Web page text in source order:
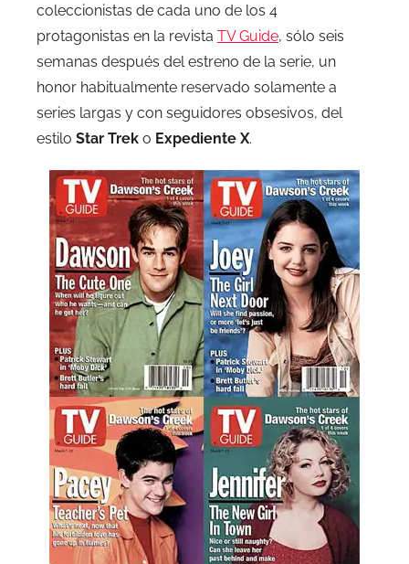
coleccionistas de cada uno de los 4
protagonistas en la revista TV Guide, sólo seis
semanas después del estreno de la serie, un
honor habitualmente reservado solamente a
series largas y con seguidores obsesivos, del
estilo Star Trek o Expediente X.